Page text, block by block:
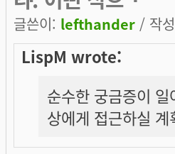
글쓴이: lefthander / 작
LispM wrote:
순수한 궁금증이
상에게 접근하실